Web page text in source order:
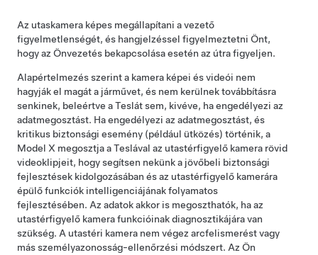
Az utaskamera képes megállapítani a vezető
figyelmetlenségét, és hangjelzéssel figyelmeztetni Önt,
hogy az Önvezetés bekapcsolása esetén az útra figyeljen.
Alapértelmezés szerint a kamera képei és videói nem
hagyják el magát a járművet, és nem kerülnek továbbításra
senkinek, beleértve a Teslát sem, kivéve, ha engedélyezi az
adatmegosztást. Ha engedélyezi az adatmegosztást, és
kritikus biztonsági esemény (például ütközés) történik, a
Model X megosztja a Teslával az utastérfigyelő kamera rövid
videoklipjeit, hogy segítsen nekünk a jövőbeli biztonsági
fejlesztések kidolgozásában és az utastérfigyelő kamerára
épülő funkciók intelligenciájának folyamatos
fejlesztésében. Az adatok akkor is megoszthatók, ha az
utastérfigyelő kamera funkcióinak diagnosztikájára van
szükség. A utastéri kamera nem végez arcfelismerést vagy
más személyazonosság-ellenőrzési módszert. Az Ön